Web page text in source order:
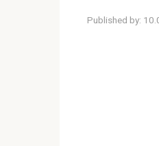
Published by: